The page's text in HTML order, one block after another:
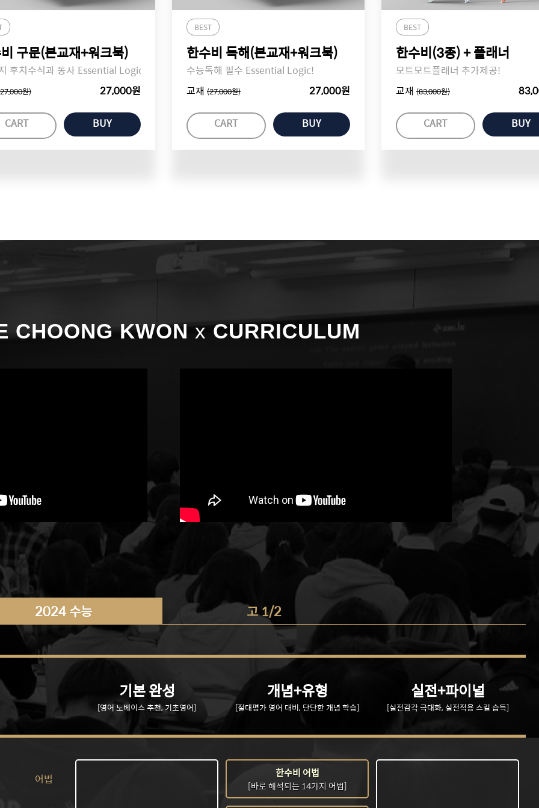
구문(본교재+워크북)
후치수식과 동사 Essential Logic!
원) 27,000원
CART BUY
BEST
한수비 독해(본교재+워크북)
수능독해 필수 Essential Logic!
교재 (27,000원) 27,000원
CART BUY
BEST
한수비(3종) + 플래너
모트모트플래너 추가제공!
교재 (83,000원)
CART BUY
CHOONG KWON x CURRICULUM
2024 수능 고 1/2
기본 완성
[영어 노베이스 추천, 기초영어]
개념+유형
[절대평가 영어 대비, 단단한 개념 학습]
실전+파이널
[실전감각 극대화, 실전적용 스킬 습득]
어법 한수비 어법
[바로 해석되는 14가지 어법]